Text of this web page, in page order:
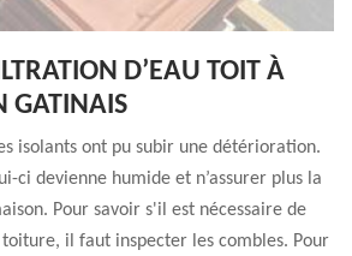
D’EAU TOIT À
GATINAIS
isolants ont pu subir une détérioration.
ci devienne humide et n’assurer plus la
Pour savoir s'il est nécessaire de
il faut inspecter les combles. Pour